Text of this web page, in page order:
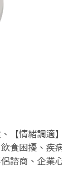
【情緒調適
食困擾、疾
諮商、企業